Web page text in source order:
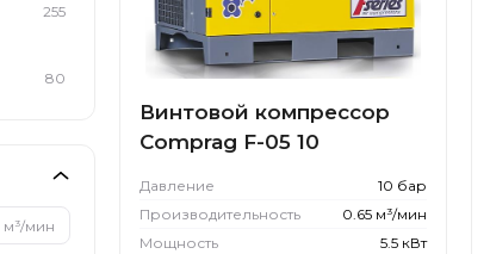
255
80
м³/мин
Винтовой компрессор
Comprag F-05 10
Давление
10 бар
Производительность
0.65 м³/мин
Мощность
5.5 кВт